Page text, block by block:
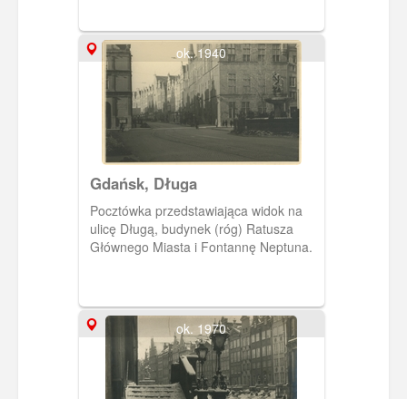
- nazwa ironiczna).ok. 1940
Gdańsk, Długa
Pocztówka przedstawiająca widok na
ulicę Długą, budynek (róg) Ratusza
Głównego Miasta i Fontannę Neptuna.
ok. 1970